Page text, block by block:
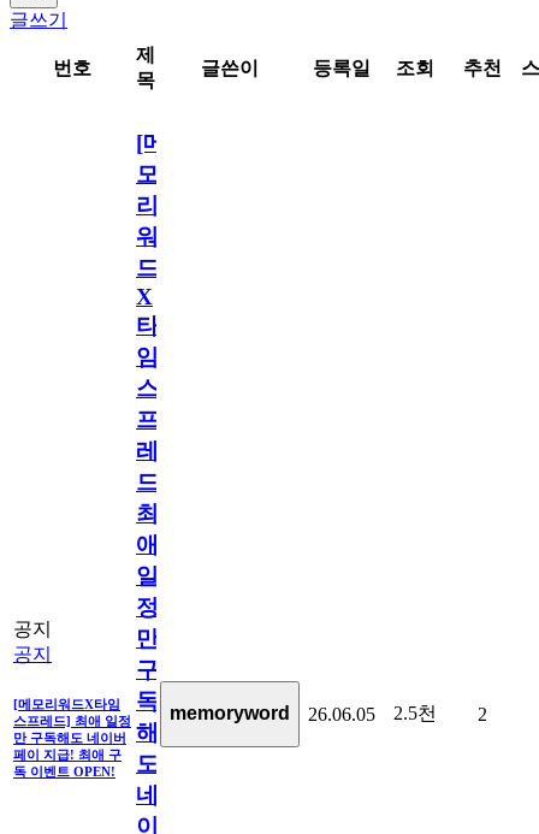
글쓰기
번호
제
목
글쓴이 등록일 조회 추천
공지
공지
[메모리워드X타임
스프레드] 최애 일정
만 구독해도 네이버
페이 지급! 최애 구
독 이벤트 OPEN!
[메
모
리
워
드
X
타
임
스
프
레
드]
최
애
일
정
만
구
독
해
도
네
이
memoryword 26.06.05 2.5천 2